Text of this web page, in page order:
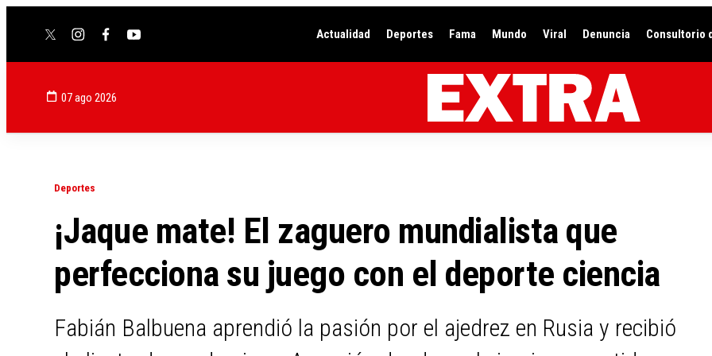
twitterinstagram
facebookyoutube Actualidad Deportes Fama Mundo Viral Denuncia Consultorio
07 ago 2026
Deportes
¡Jaque mate! El zaguero mundialista que
perfecciona su juego con el deporte ciencia
Fabián Balbuena aprendió la pasión por el ajedrez en Rusia y recibió